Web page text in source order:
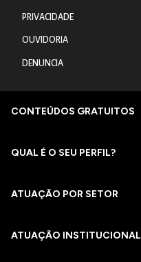
PRIVACIDADE
OUVIDORIA
DENUNCIA
CONTEÚDOS GRATUITOS
QUAL É O SEU PERFIL?
ATUAÇÃO POR SETOR
ATUAÇÃO INSTITUCIONAL